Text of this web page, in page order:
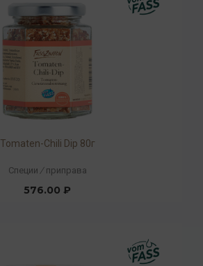
Tomaten-Chili Dip 80г
Специи / приправа
576.00 ₽